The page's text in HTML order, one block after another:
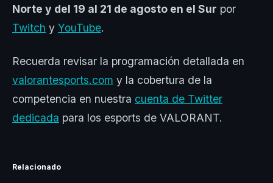
Norte y del 19 al 21 de agosto en el Sur por
Twitch y YouTube.
Recuerda revisar la programación detallada en
valorantesports.com y la cobertura de la
competencia en nuestra cuenta de Twitter
dedicada para los esports de VALORANT.
Relacionado